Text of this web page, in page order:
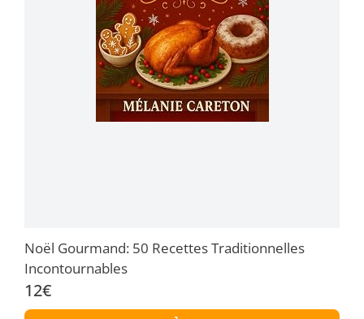
Noël Gourmand: 50 Recettes Traditionnelles
Incontournables
12€